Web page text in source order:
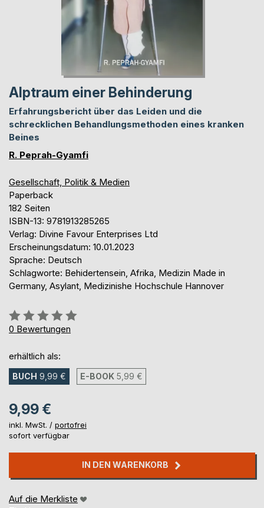
Alptraum einer Behinderung
Erfahrungsbericht über das Leiden und die
schrecklichen Behandlungsmethoden eines kranken
Beines
R. Peprah-Gyamfi
Gesellschaft, Politik & Medien
Paperback
182 Seiten
ISBN-13: 9781913285265
Verlag: Divine Favour Enterprises Ltd
Erscheinungsdatum: 10.01.2023
Sprache: Deutsch
Schlagworte: Behidertensein, Afrika, Medizin Made in
Germany, Asylant, Medizinishe Hochschule Hannover
Bewertung::
0%
0 Bewertungen
erhältlich als:
BUCH 9,99 € E-BOOK 5,99 €
9,99 €
inkl. MwSt. / portofrei
sofort verfügbar
IN DEN WARENKORB
Auf die Merkliste